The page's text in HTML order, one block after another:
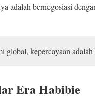
adalah bernegosiasi
kepercayaan
Era Habibie